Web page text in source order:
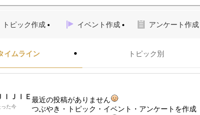
トピック作成 イベント作成 アンケート作成
イムライン トピック別
ＩＪＩＥ
った今
最近の投稿がありません
つぶやき・トピック・イベント・アンケートを作成